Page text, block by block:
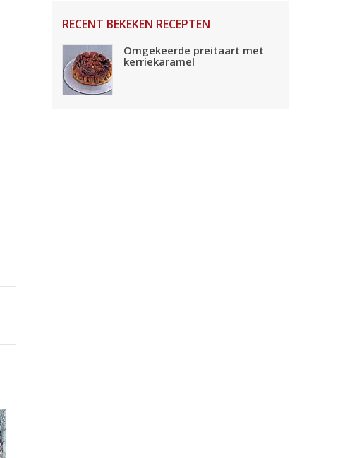
RECENT BEKEKEN RECEPTEN
Omgekeerde preitaart met
kerriekaramel